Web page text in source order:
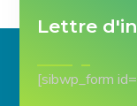
Lettre
[sibwp_form